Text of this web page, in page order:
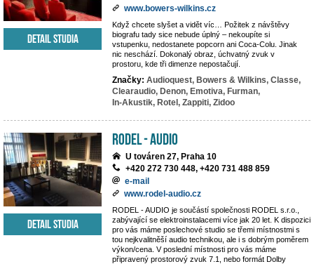
www.bowers-wilkins.cz
Když chcete slyšet a vidět víc… Požitek z návštěvy
biografu tady sice nebude úplný – nekoupíte si
vstupenku, nedostanete popcorn ani Coca-Colu. Jinak
nic neschází. Dokonalý obraz, úchvatný zvuk v
prostoru, kde tři dimenze nepostačují.
Značky: Audioquest, Bowers & Wilkins, Classe,
Clearaudio, Denon, Emotiva, Furman,
In-Akustik, Rotel, Zappiti, Zidoo
Detail studia
RODEL - AUDIO
U továren 27, Praha 10
+420 272 730 448, +420 731 488 859
e-mail
www.rodel-audio.cz
RODEL - AUDIO je součástí společnosti RODEL s.r.o.,
zabývající se elektroinstalacemi více jak 20 let. K dispozici
pro vás máme poslechové studio se třemi místnostmi s
tou nejkvalitněší audio technikou, ale i s dobrým poměrem
výkon/cena. V poslední místnosti pro vás máme
připravený prostorový zvuk 7.1, nebo formát Dolby
Detail studia